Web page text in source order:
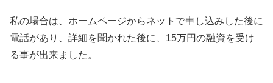
私の場合は、ホームページからネットで申し込みした後に
電話があり、詳細を聞かれた後に、15万円の融資を受け
る事が出来ました。